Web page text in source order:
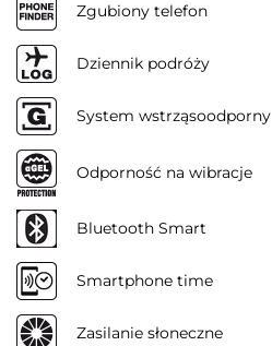
Zgubiony telefon
Dziennik podróży
System wstrząsoodporny
Odporność na wibracje
Bluetooth Smart
Smartphone time
Zasilanie słoneczne